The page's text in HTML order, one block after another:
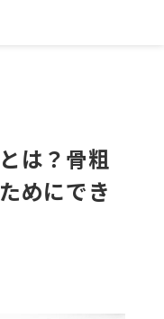
は？骨粗
めにでき